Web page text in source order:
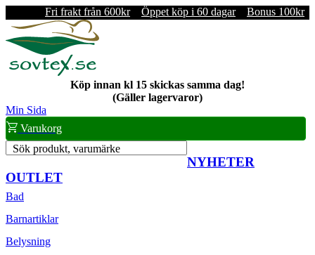
Fri frakt från 600kr Öppet köp i 60 dagar Bonus 100kr
Köp innan kl 15 skickas samma dag!
(Gäller lagervaror)
Min Sida
Varukorg
Sök produkt, varumärke
NYHETER
OUTLET
Bad
Barnartiklar
Belysning